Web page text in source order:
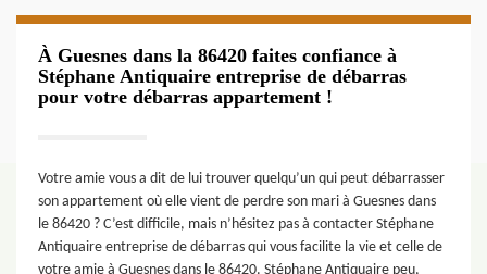
À Guesnes dans la 86420 faites confiance à
Stéphane Antiquaire entreprise de débarras
pour votre débarras appartement !
Votre amie vous a dit de lui trouver quelqu’un qui peut débarrasser
son appartement où elle vient de perdre son mari à Guesnes dans
le 86420 ? C’est difficile, mais n’hésitez pas à contacter Stéphane
Antiquaire entreprise de débarras qui vous facilite la vie et celle de
votre amie à Guesnes dans le 86420. Stéphane Antiquaire peu,